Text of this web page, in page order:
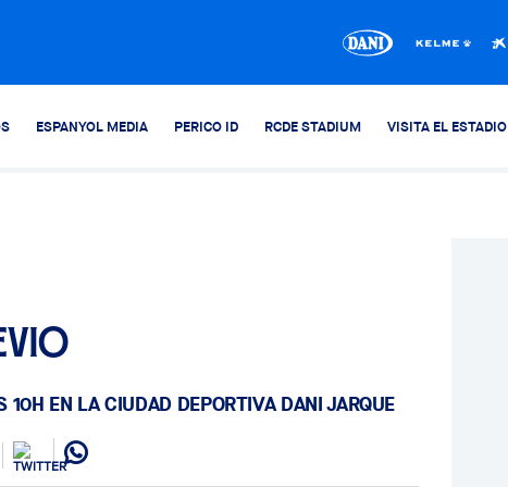
ESPANYOL MEDIA PERICO ID RCDE STADIUM VISITA EL ESTADIO
10H EN LA CIUDAD DEPORTIVA DANI JARQUE